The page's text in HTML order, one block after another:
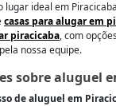
lugar ideal em
casas para alugar em
piracicaba, com
nossa equipe.
sobre aluguel
de aluguel em